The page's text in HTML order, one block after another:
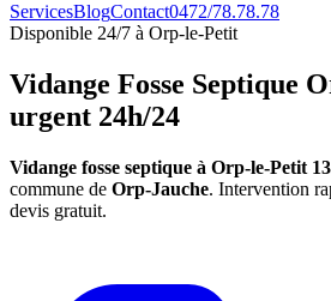
ServicesBlogContact0472/78.78.78
Disponible 24/7 à Orp-le-Petit
Vidange Fosse Septique
urgent 24h/24
Vidange fosse septique à Orp-le-Petit
commune de Orp-Jauche. Intervention
devis gratuit.